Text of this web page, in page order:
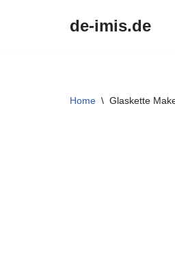
de-imis.de
Home \ Glaskette